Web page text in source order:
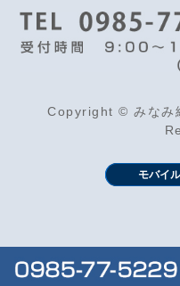
Copyright © みな
モバイ